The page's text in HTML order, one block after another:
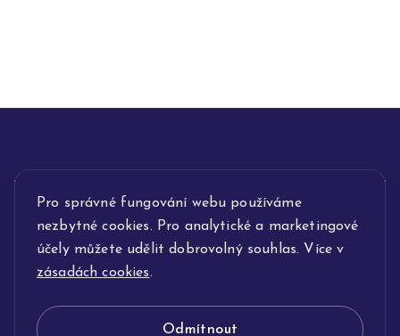
Pro správné fungování webu používáme
nezbytné cookies. Pro analytické a marketingové
účely můžete udělit dobrovolný souhlas. Více v
zásadách cookies.
Odmítnout
INFORMACE
POPIS SLUŽEB